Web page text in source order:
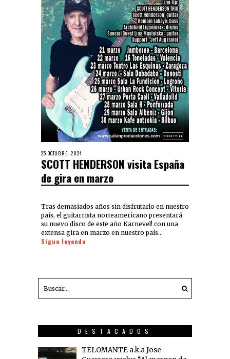
25 OCTUBRE, 2024
SCOTT HENDERSON visita España
de gira en marzo
Tras demasiados años sin disfrutarlo en nuestro
país, el guitarrista norteamericano presentará
su nuevo disco de este año Karnevel! con una
extensa gira en marzo en nuestro país…
Sigue leyendo
DESTACADOS
TELOMANTE a.k.a Jose